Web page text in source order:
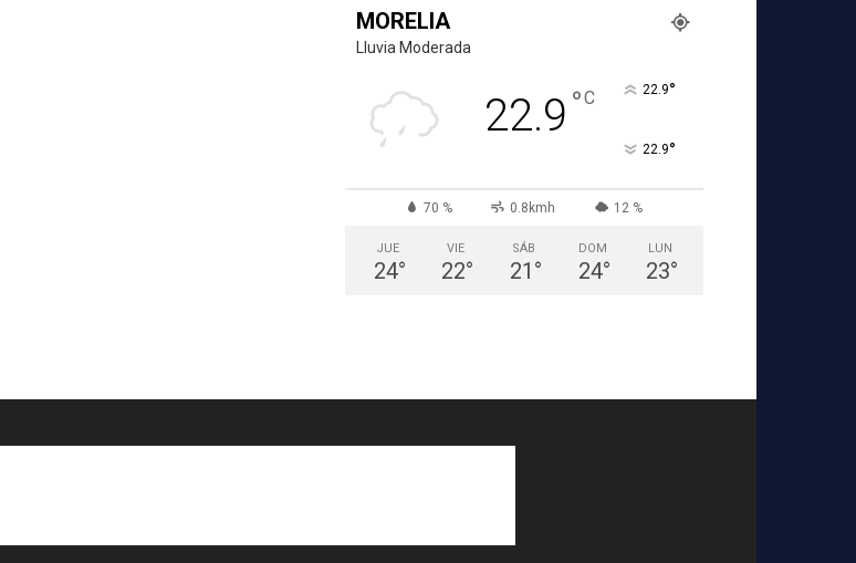
MORELIA
Lluvia Moderada
22.9 °C 22.9°
22.9°
70 % 0.8kmh 12 %
JUE
24°
VIE
22°
SÁB
21 °
DOM
24°
LUN
23°